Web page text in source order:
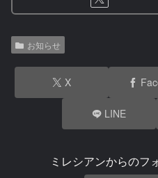
お知らせ
X
LINE
ミレシアンからのフ